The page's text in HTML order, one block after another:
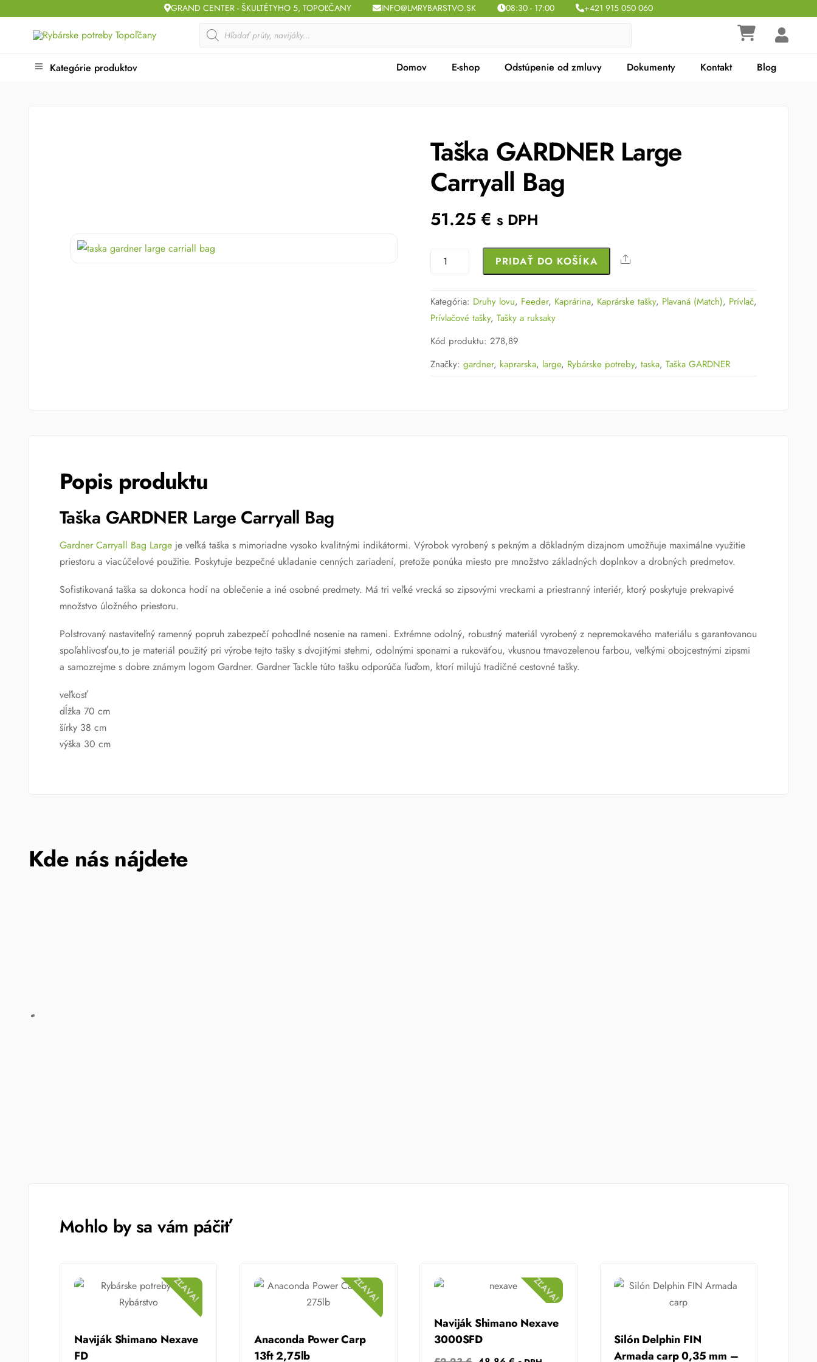
GRAND CENTER - ŠKULTÉTYHO 5, TOPOĽČANY INFO@LMRYBARSTVO.SK 08:30 - 17:00 +421 915 050 060
Products
search
Kategórie produktov Domov E-shop Odstúpenie od zmluvy Dokumenty Kontakt Blog
Taška GARDNER Large
Carryall Bag
51.25 € s DPH
množstvo
Large
Carryall
Bag
PRIDAŤ DO KOŠÍKA Share
Kategória: Druhy lovu, Feeder, Kaprárina, Kaprárske tašky, Plavaná (Match), Prívlač,
Prívlačové tašky,Tašky a ruksaky
Kód produktu:278,89
Značky:gardner, kaprarska, large, Rybárske potreby,taska,Taška GARDNER
Popis produktu
Taška GARDNER Large Carryall Bag
Gardner Carryall Bag Large je veľká taška s mimoriadne vysoko kvalitnými indikátormi. Výrobok vyrobený s pekným a dôkladným dizajnom umožňuje maximálne využitie
priestoru a viacúčelové použitie. Poskytuje bezpečné ukladanie cenných zariadení, pretože ponúka miesto pre množstvo základných doplnkov a drobných predmetov.
Sofistikovaná taška sa dokonca hodí na oblečenie a iné osobné predmety. Má tri veľké vrecká so zipsovými vreckami a priestranný interiér, ktorý poskytuje prekvapivé
množstvo úložného priestoru.
Polstrovaný nastaviteľný ramenný popruh zabezpečí pohodlné nosenie na rameni. Extrémne odolný, robustný materiál vyrobený z nepremokavého materiálu s garantovanou
spoľahlivosťou,to je materiál použitý pri výrobe tejto tašky s dvojitými stehmi, odolnými sponami a rukoväťou, vkusnou tmavozelenou farbou, veľkými obojcestnými zipsmi
a samozrejme s dobre známym logom Gardner. Gardner Tackle túto tašku odporúča ľuďom, ktorí milujú tradičné cestovné tašky.
veľkosť
dĺžka 70 cm
šírky 38 cm
výška 30 cm
Kde nás nájdete
Mohlo by sa vám páčiť
ZĽAVA!
Naviják Shimano Nexave
FD
ZĽAVA!
Anaconda Power Carp
13ft 2,75lb
ZĽAVA!
Naviják Shimano Nexave
3000SFD
Silón Delphin FIN
Armada carp 0,35 mm –